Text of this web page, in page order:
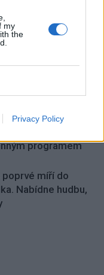
my
the
Privacy Policy
nabídne
Dobříš sází na
programem
míří do
Nabídne hudbu,